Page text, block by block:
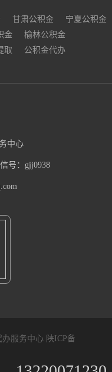
甘肃公积金
宁夏公积金
金
榆林公积金
取
公积金代办
中心
号：gjj0938
办服务中心 陕ICP备